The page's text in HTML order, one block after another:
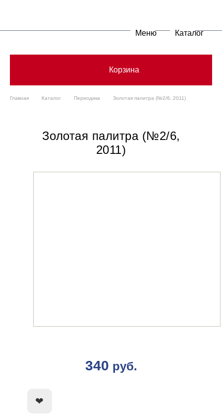
Меню Каталог
Корзина
Главная Каталог Периодика Золотая палитра (№2/6, 2011)
Золотая палитра (№2/6,
2011)
340 руб.